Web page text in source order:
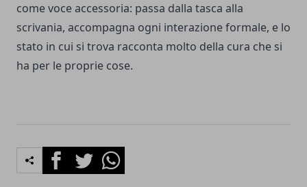
come voce accessoria: passa dalla tasca alla
scrivania, accompagna ogni interazione formale, e lo
stato in cui si trova racconta molto della cura che si
ha per le proprie cose.
FacebookTwitterWhatsapp